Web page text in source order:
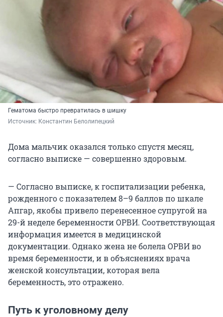
Гематома быстро превратилась в шишку
Источник: Константин Белолипецкий
Дома мальчик оказался только спустя месяц,
согласно выписке — совершенно здоровым.
— Согласно выписке, к госпитализации ребенка,
рожденного с показателем 8–9 баллов по шкале
Апгар, якобы привело перенесенное супругой на
29-й неделе беременности ОРВИ. Соответствующая
информация имеется в медицинской
документации. Однако жена не болела ОРВИ во
время беременности, и в объяснениях врача
женской консультации, которая вела
беременность, это отражено.
Путь к уголовному делу